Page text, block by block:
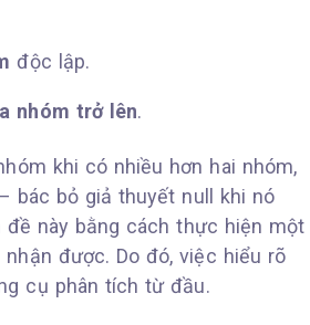
độc lập.
nhóm trở lên.
khi có nhiều hơn hai nhóm,
bác bỏ giả thuyết null khi nó
này bằng cách thực hiện một
được. Do đó, việc hiểu rõ
cụ phân tích từ đầu.